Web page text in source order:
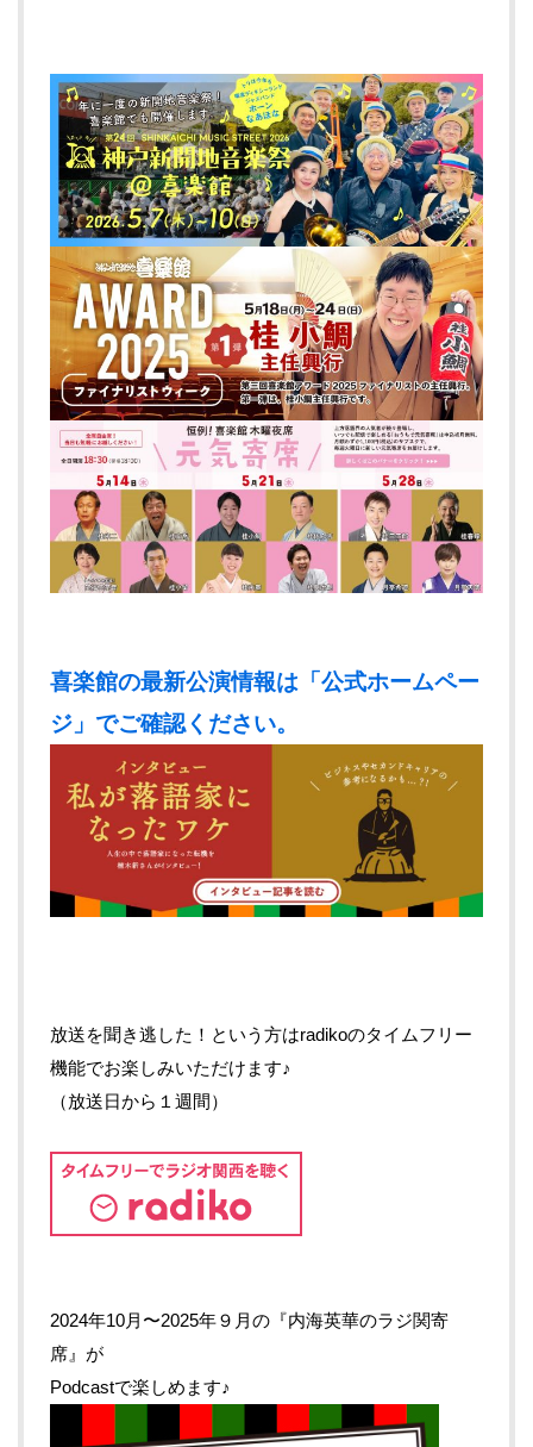
喜楽館の最新公演情報は「公式ホームペー
ジ」でご確認ください。
放送を聞き逃した！という方はradikoのタイムフリー
機能でお楽しみいただけます♪
（放送日から１週間）
2024年10月〜2025年９月の『内海英華のラジ関寄
席』が
Podcastで楽しめます♪